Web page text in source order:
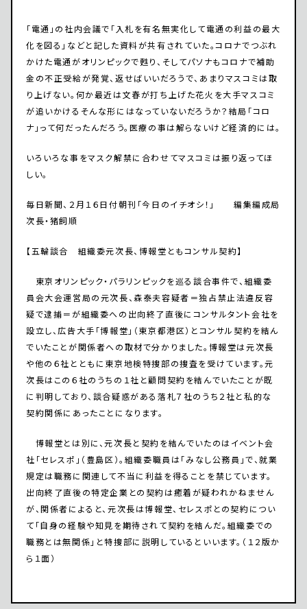
「電通」の社内会議で「入札を有名無実化して電通の利益の最大
化を図る」などと記した資料が共有されていた。コロナでつぶれ
かけた電通がオリンピックで甦り、そしてパソナもコロナで補助
金の不正受給が発覚、返せばいいだろうで、あまりマスコミは取
り上げない。何か最近は文春が打ち上げた花火を大手マスコミ
が追いかけるそんな形にはなっていないだろうか？結局「コロ
ナ」って何だったんだろう。医療の事は解らないけど経済的には。
いろいろな事をマスク解禁に合わせてマスコミは振り返ってほ
しい。
毎日新聞、２月１６日付朝刊「今日のイチオシ！」 編集編成局
次長・猪飼順
【五輪談合 組織委元次長、博報堂ともコンサル契約】
東京オリンピック・パラリンピックを巡る談合事件で、組織委
員会大会運営局の元次長、森泰夫容疑者＝独占禁止法違反容
疑で逮捕＝が組織委への出向終了直後にコンサルタント会社を
設立し、広告大手「博報堂」（東京都港区）とコンサル契約を結ん
でいたことが関係者への取材で分かりました。博報堂は元次長
や他の６社とともに東京地検特捜部の捜査を受けています。元
次長はこの６社のうちの１社と顧問契約を結んでいたことが既
に判明しており、談合疑惑がある落札７社のうち２社と私的な
契約関係にあったことになります。
博報堂とは別に、元次長と契約を結んでいたのはイベント会
社「セレスポ」（豊島区）。組織委職員は「みなし公務員」で、就業
規定は職務に関連して不当に利益を得ることを禁じています。
出向終了直後の特定企業との契約は癒着が疑われかねません
が、関係者によると、元次長は博報堂、セレスポとの契約につい
て「自身の経験や知見を期待されて契約を結んだ。組織委での
職務とは無関係」と特捜部に説明しているといいます。（１２版か
ら１面）